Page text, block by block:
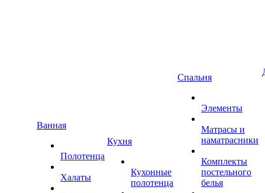
Ванная
Полотенца
Халаты
Кухня
Кухонные
полотенца
Спальня
Элементы
Матрасы и
наматрасники
Комплекты
постельного
белья